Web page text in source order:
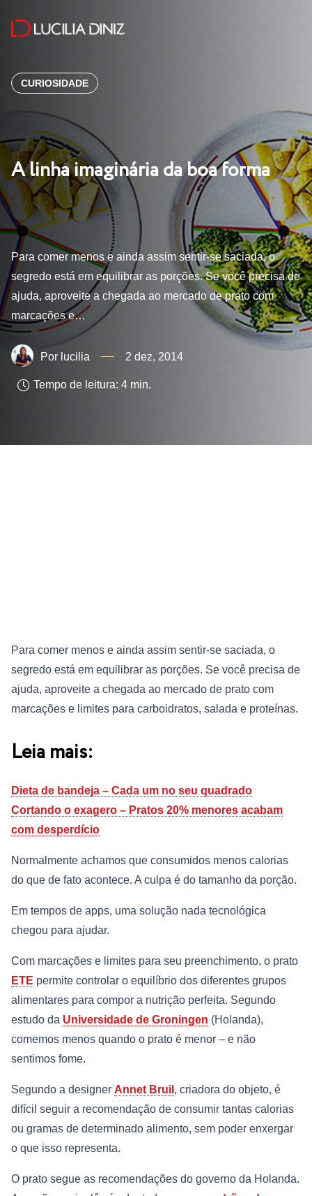
CURIOSIDADE
A linha imaginária da boa forma
Para comer menos e ainda assim sentir-se saciada, o
segredo está em equilibrar as porções. Se você precisa de
ajuda, aproveite a chegada ao mercado de prato com
marcações e…
lucilia 2 dez, 2014
Tempo de leitura: 4 min.
Para comer menos e ainda assim sentir-se saciada, o
segredo está em equilibrar as porções. Se você precisa de
ajuda, aproveite a chegada ao mercado de prato com
marcações e limites para carboidratos, salada e proteínas.
Leia mais:
Dieta de bandeja – Cada um no seu quadrado
Cortando o exagero – Pratos 20% menores acabam
com desperdício
Normalmente achamos que consumidos menos calorias
do que de fato acontece. A culpa é do tamanho da porção.
Em tempos de apps, uma solução nada tecnológica
chegou para ajudar.
Com marcações e limites para seu preenchimento, o prato
ETE permite controlar o equilíbrio dos diferentes grupos
alimentares para compor a nutrição perfeita. Segundo
estudo da Universidade de Groningen (Holanda),
comemos menos quando o prato é menor – e não
sentimos fome.
Segundo a designer Annet Bruil , criadora do objeto, é
difícil seguir a recomendação de consumir tantas calorias
ou gramas de determinado alimento, sem poder enxergar
o que isso representa.
O prato segue as recomendações do governo da Holanda.